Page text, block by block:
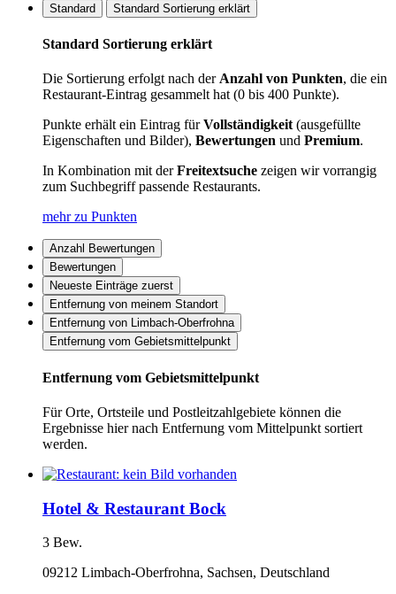
Standard Standard Sortierung erklärt
Standard Sortierung erklärt
Die Sortierung erfolgt nach derAnzahl von Punkten, die ein
Restaurant-Eintrag gesammelt hat (0 bis 400 Punkte).
Punkte erhält ein Eintrag fürVollständigkeit(ausgefüllte
Eigenschaften und Bilder), Bewertungen und Premium.
In Kombination mit derFreitextsuche zeigen wir vorrangig
zum Suchbegriff passende Restaurants.
mehr zu Punkten
Anzahl Bewertungen
Bewertungen
Neueste Einträge zuerst
Entfernung von meinem Standort
Entfernung von Limbach-Oberfrohna
Entfernung vom Gebietsmittelpunkt
Entfernung vom Gebietsmittelpunkt
Für Orte, Ortsteile und Postleitzahlgebiete können die
Ergebnisse hier nach Entfernung vom Mittelpunkt sortiert
werden.
Hotel & Restaurant Bock
3 Bew.
09212 Limbach-Oberfrohna, Sachsen, Deutschland